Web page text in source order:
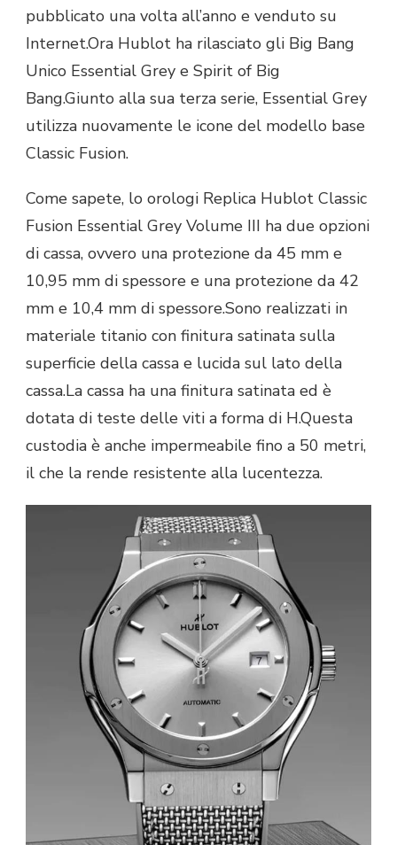
pubblicato una volta all’anno e venduto su
Internet.Ora Hublot ha rilasciato gli Big Bang
Unico Essential Grey e Spirit of Big
Bang.Giunto alla sua terza serie, Essential Grey
utilizza nuovamente le icone del modello base
Classic Fusion.
Come sapete, lo orologi Replica Hublot Classic
Fusion Essential Grey Volume III ha due opzioni
di cassa, ovvero una protezione da 45 mm e
10,95 mm di spessore e una protezione da 42
mm e 10,4 mm di spessore.Sono realizzati in
materiale titanio con finitura satinata sulla
superficie della cassa e lucida sul lato della
cassa.La cassa ha una finitura satinata ed è
dotata di teste delle viti a forma di H.Questa
custodia è anche impermeabile fino a 50 metri,
il che la rende resistente alla lucentezza.